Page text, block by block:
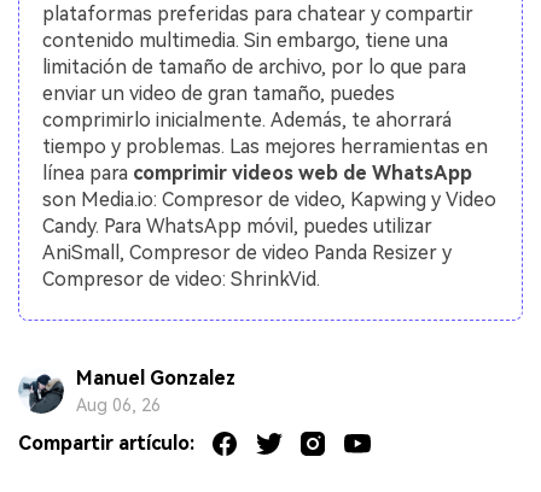
plataformas preferidas para chatear y compartir
contenido multimedia. Sin embargo, tiene una
limitación de tamaño de archivo, por lo que para
enviar un video de gran tamaño, puedes
comprimirlo inicialmente. Además, te ahorrará
tiempo y problemas. Las mejores herramientas en
línea para comprimir videos web de WhatsApp
son Media.io: Compresor de video, Kapwing y Video
Candy. Para WhatsApp móvil, puedes utilizar
AniSmall, Compresor de video Panda Resizer y
Compresor de video: ShrinkVid.
Manuel Gonzalez
Aug 06, 26
Compartir artículo: